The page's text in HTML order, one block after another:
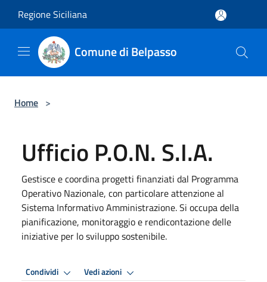
Regione Siciliana
Comune di Belpasso
Home >
Ufficio P.O.N. S.I.A.
Gestisce e coordina progetti finanziati dal Programma
Operativo Nazionale, con particolare attenzione al
Sistema Informativo Amministrazione. Si occupa della
pianificazione, monitoraggio e rendicontazione delle
iniziative per lo sviluppo sostenibile.
Condividi Vedi azioni